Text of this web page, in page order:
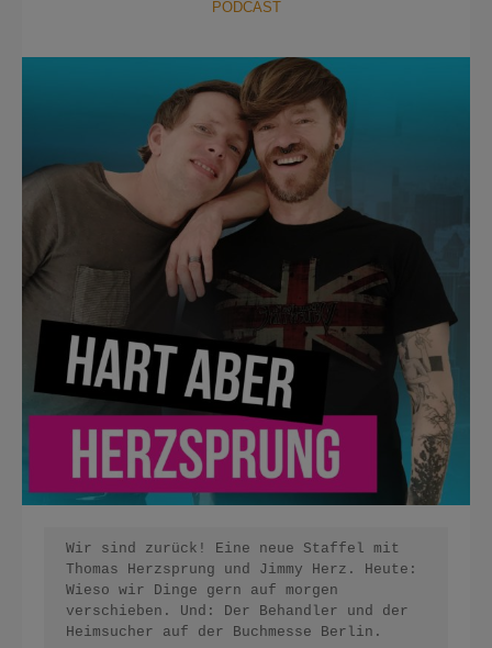
PODCAST
Wir sind zurück! Eine neue Staffel mit
Thomas Herzsprung und Jimmy Herz. Heute:
Wieso wir Dinge gern auf morgen
verschieben. Und: Der Behandler und der
Heimsucher auf der Buchmesse Berlin.